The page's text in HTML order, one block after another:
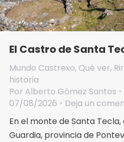
El Castro de Santa
Mundo Castrexo, Qué ver,
historia
Por Alberto Gómez Santos
07/08/2026
Deja un
En el monte de Santa Tecla,
Guardia, provincia de